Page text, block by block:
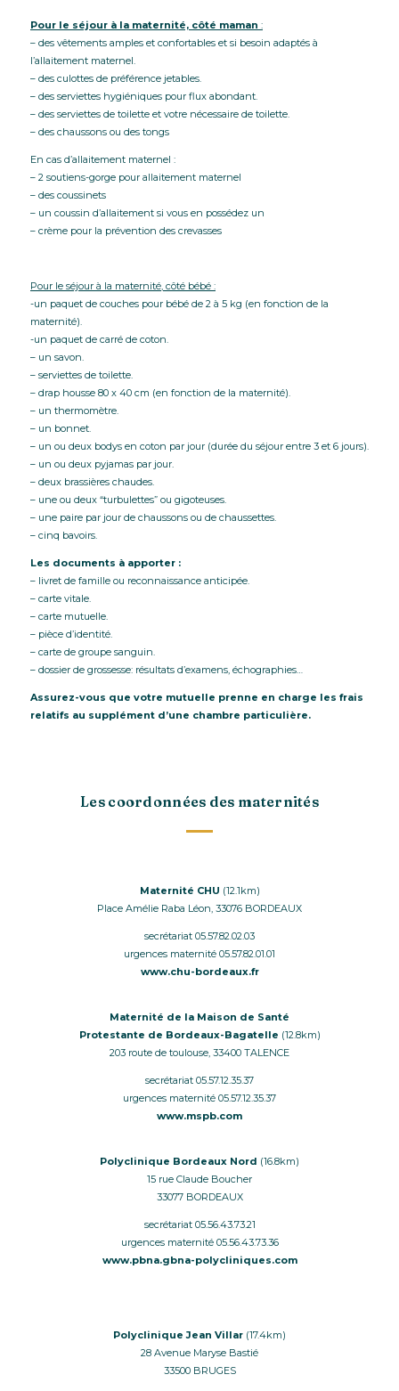
Pour le séjour à la maternité, côté maman :
– des vêtements amples et confortables et si besoin adaptés à
l’allaitement maternel.
– des culottes de préférence jetables.
– des serviettes hygiéniques pour flux abondant.
– des serviettes de toilette et votre nécessaire de toilette.
– des chaussons ou des tongs
En cas d’allaitement maternel :
– 2 soutiens-gorge pour allaitement maternel
– des coussinets
– un coussin d’allaitement si vous en possédez un
– crème pour la prévention des crevasses
Pour le séjour à la maternité, côté bébé :
-un paquet de couches pour bébé de 2 à 5 kg (en fonction de la
maternité).
-un paquet de carré de coton.
– un savon.
– serviettes de toilette.
– drap housse 80 x 40 cm (en fonction de la maternité).
– un thermomètre.
– un bonnet.
– un ou deux bodys en coton par jour (durée du séjour entre 3 et 6 jours).
– un ou deux pyjamas par jour.
– deux brassières chaudes.
– une ou deux “turbulettes” ou gigoteuses.
– une paire par jour de chaussons ou de chaussettes.
– cinq bavoirs.
Les documents à apporter :
– livret de famille ou reconnaissance anticipée.
– carte vitale.
– carte mutuelle.
– pièce d’identité.
– carte de groupe sanguin.
– dossier de grossesse: résultats d’examens, échographies…
Assurez-vous que votre mutuelle prenne en charge les frais
relatifs au supplément d’une chambre particulière.
Les coordonnées des maternités
Maternité CHU (12.1km)
Place Amélie Raba Léon, 33076 BORDEAUX
secrétariat 05.57.82.02.03
urgences maternité 05.57.82.01.01
www.chu-bordeaux.fr
Maternité de la Maison de Santé
Protestante de Bordeaux-Bagatelle (12.8km)
203 route de toulouse, 33400 TALENCE
secrétariat 05.57.12.35.37
urgences maternité 05.57.12.35.37
www.mspb.com
Polyclinique Bordeaux Nord (16.8km)
15 rue Claude Boucher
33077 BORDEAUX
secrétariat 05.56.43.73.21
urgences maternité 05.56.43.73.36
www.pbna.gbna-polycliniques.com
Polyclinique Jean Villar (17.4km)
28 Avenue Maryse Bastié
33500 BRUGES